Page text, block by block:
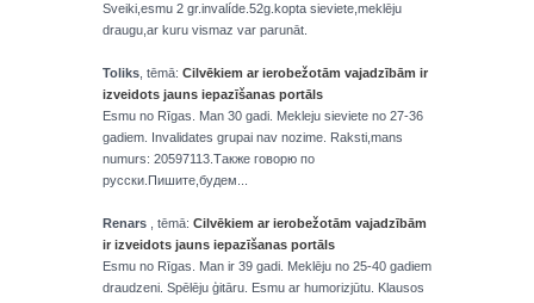
Sveiki,esmu 2 gr.invalíde.52g.kopta sieviete,meklēju
draugu,ar kuru vismaz var parunāt.
Toliks , tēmā: Cilvēkiem ar ierobežotām vajadzībām ir
izveidots jauns iepazīšanas portāls
Esmu no Rīgas. Man 30 gadi. Mekleju sieviete no 27-36
gadiem. Invalidates grupai nav nozime. Raksti,mans
numurs: 20597113.Также говорю по
русски.Пишите,будем...
Renars , tēmā: Cilvēkiem ar ierobežotām vajadzībām
ir izveidots jauns iepazīšanas portāls
Esmu no Rīgas. Man ir 39 gadi. Meklēju no 25-40 gadiem
draudzeni. Spēlēju ģitāru. Esmu ar humorizjūtu. Klausos